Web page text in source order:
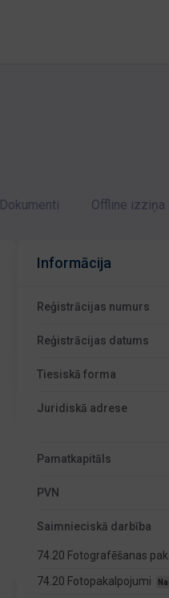
Dokumenti Offline izziņa
Informācija
Reģistrācijas numurs
Reģistrācijas datums
Tiesiskā forma
Juridiskā adrese
Pamatkapitāls
PVN
Saimnieciskā darbība
74.20 Fotografēšanas
74.20 Fotopakalpojumi